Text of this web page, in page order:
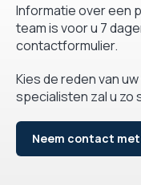
Informatie over een
team is voor u 7
contactformulier.
Kies de reden van
specialisten zal u zo
Neem contact met